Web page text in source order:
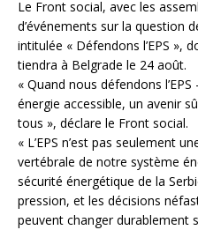
Le Front social, avec les
d’événements sur la question
intitulée « Défendons l’EPS »,
tiendra à Belgrade le 24 août.
« Quand nous défendons
énergie accessible, un avenir
tous », déclare le Front social.
« L’EPS n’est pas seulement
vertébrale de notre système
sécurité énergétique de la
pression, et les décisions
peuvent changer durablement